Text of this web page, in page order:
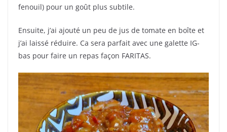
fenouil) pour un goût plus subtile.
Ensuite, j’ai ajouté un peu de jus de tomate en boîte et
j’ai laissé réduire. Ca sera parfait avec une galette IG-
bas pour faire un repas façon FARITAS.